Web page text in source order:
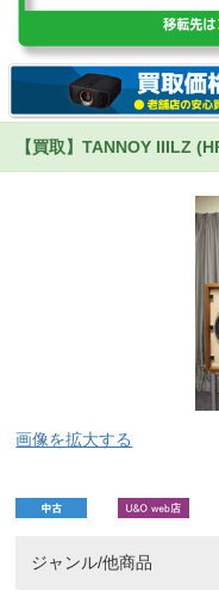
【買取】TANNOY IIILZ
画像を拡大する
ジャンル/他商品